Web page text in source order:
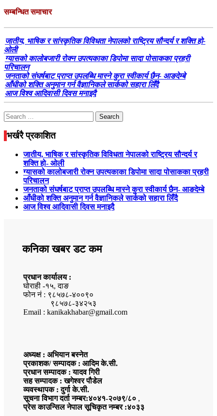
सम्बन्धित समाचार
जातीय, भाषिक र सांस्कृतिक विविधता नेपालको राष्ट्रिय सौन्दर्य र शक्ति हो-
ओली
ग्यासको कालोबजारी रोक्न उपत्यकाका डिपोमा सादा पोसाकका प्रहरी
परिचालन
जनताको संघर्षबाट प्राप्त उपलब्धि मास्ने कुरा स्वीकार्य छैन- आङदेम्बे
आँधीको शक्ति अनुमान गर्न वैज्ञानिकले सार्कको सहारा लिँदै
आज विश्व आदिवासी दिवस मनाइदै
Search
for:
भर्खरै प्रकाशित
जातीय, भाषिक र सांस्कृतिक विविधता नेपालको राष्ट्रिय सौन्दर्य र
शक्ति हो- ओली
ग्यासको कालोबजारी रोक्न उपत्यकाका डिपोमा सादा पोसाकका प्रहरी
परिचालन
जनताको संघर्षबाट प्राप्त उपलब्धि मास्ने कुरा स्वीकार्य छैन- आङदेम्बे
आँधीको शक्ति अनुमान गर्न वैज्ञानिकले सार्कको सहारा लिँदै
आज विश्व आदिवासी दिवस मनाइदै
कनिका खबर डट कम
प्रधान कार्यालय :
घोराही -१५, दाङ
फोन नं : ९८५७८-४००९०
९८५७८-३४२५३
Email : kanikakhabar@gmail.com
अध्यक्ष : अभियान बस्नेत
प्रकाशक/ सम्पादक : आदिम के.सी.
प्रधान सम्पादक : यादव गिरी
सह सम्पादक : खगेश्वर पौडेल
व्यवस्थापक : दुर्गा के.सी.
सूचना विभाग दर्ता नम्बर:४०४१-२०७९/८० ,
प्रेस काउन्सिल नेपाल सूचिकृत नम्बर :४०३३